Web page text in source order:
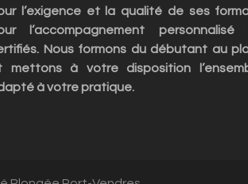
l’exigence et la qualité de ses
l’accompagnement
Nous formons du débutant au
mettons à votre disposition
à votre pratique.